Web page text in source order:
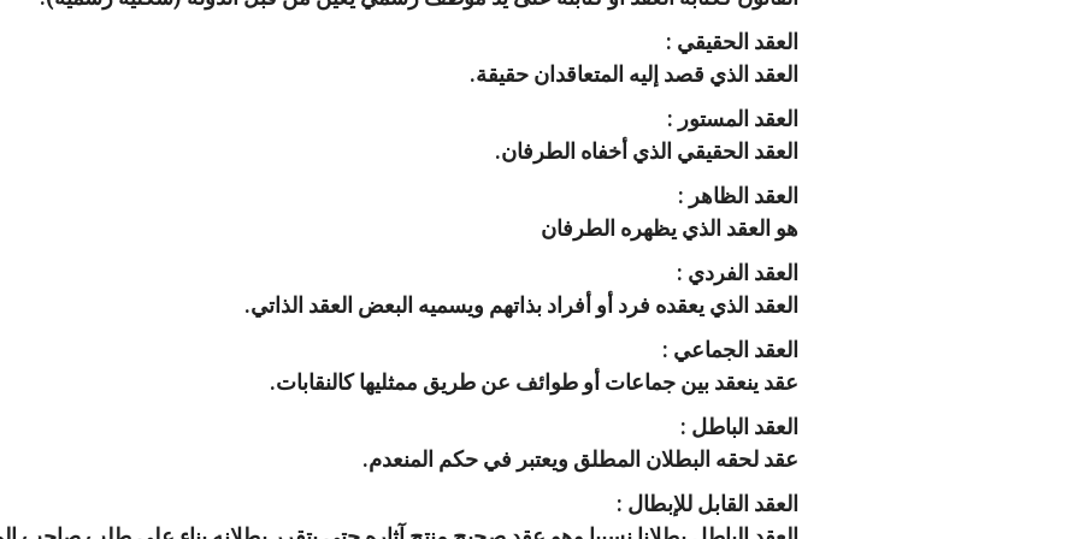
‫‏العقد الحقيقي :
العقد الذي قصد إليه المتعاقدان حقيقة.
‫‏العقد المستور :
العقد الحقيقي الذي أخفاه الطرفان.
‫‏العقد الظاهر :
هو العقد الذي يظهره الطرفان
‏العقد الفردي :
العقد الذي يعقده فرد أو أفراد بذاتهم ويسميه البعض العقد الذاتي.
‫‏العقد الجماعي :
عقد ينعقد بين جماعات أو طوائف عن طريق ممثليها كالنقابات.
‫‏العقد الباطل :
عقد لحقه البطلان المطلق ويعتبر في حكم المنعدم.
‫‏العقد القابل للإبطال :